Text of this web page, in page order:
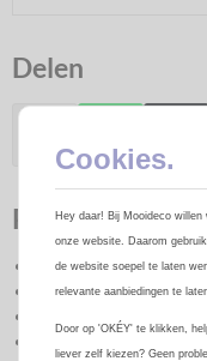
Delen
Artikelcode:42469
Maat:18inch = 45 cm
Verpakkingseenheid:
Anagram
Cookies.
Hey daar! Bij Mooideco
onze website. Daarom
de website soepel te laten
relevante aanbiedingen te
Door op 'OKÉY' te klikken,
liever zelf kiezen? Geen